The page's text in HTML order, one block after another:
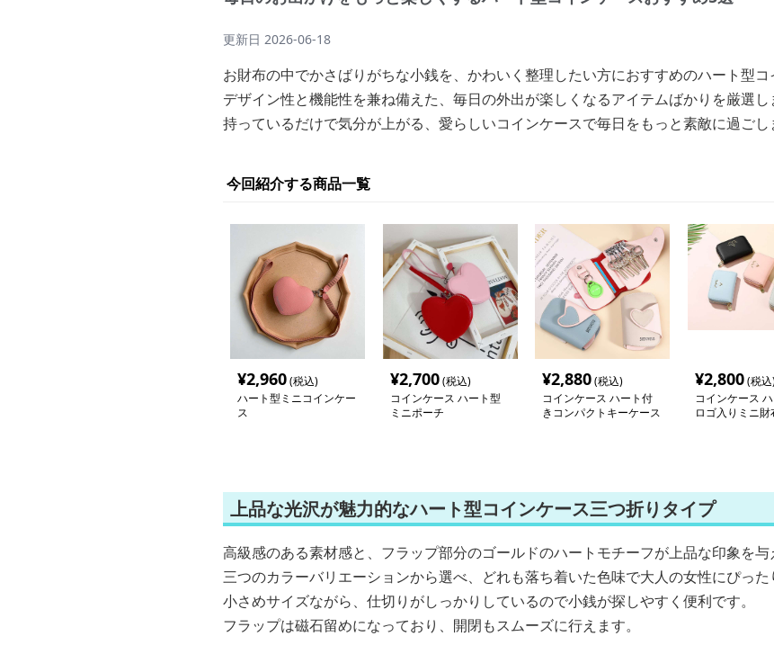
更新日 2026-06-18
お財布の中でかさばりがちな小銭を、かわいく整理したい方におすすめのハート型コ
デザイン性と機能性を兼ね備えた、毎日の外出が楽しくなるアイテムばかりを厳選し
持っているだけで気分が上がる、愛らしいコインケースで毎日をもっと素敵に過ごし
今回紹介する商品一覧
¥2,960(税込)
ハート型ミニコインケー
ス
¥2,700(税込)
コインケース ハート型
ミニポーチ
¥2,880(税込)
コインケース ハート付
きコンパクトキーケース
¥2,800(税込
コインケース
ロゴ入りミニ財
上品な光沢が魅力的なハート型コインケース三つ折りタイプ
高級感のある素材感と、フラップ部分のゴールドのハートモチーフが上品な印象を与
三つのカラーバリエーションから選べ、どれも落ち着いた色味で大人の女性にぴった
小さめサイズながら、仕切りがしっかりしているので小銭が探しやすく便利です。
フラップは磁石留めになっており、開閉もスムーズに行えます。